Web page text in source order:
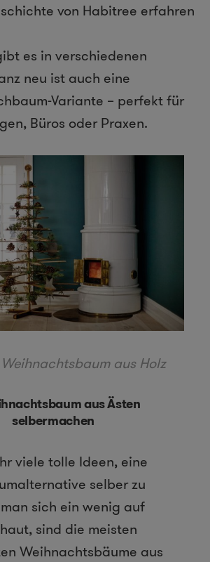
von Habitree erfahren
es in verschiedenen
neu ist auch eine
Variante – perfekt für
Büros oder Praxen.
aus Holz
aus Ästen
selbermachen
viele tolle Ideen, eine
selber zu
sich ein wenig auf
sind die meisten
Weihnachtsbäume aus